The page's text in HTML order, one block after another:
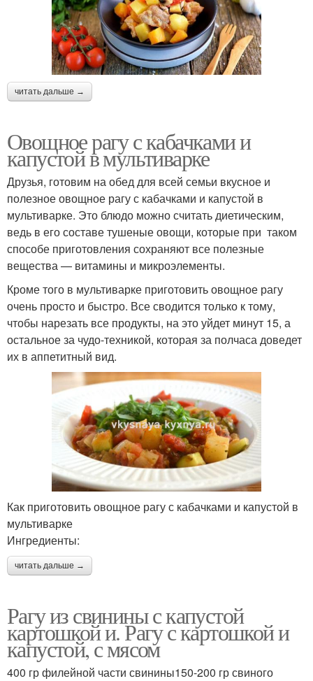
читать дальше →
Овощное рагу с кабачками и
капустой в мультиварке
Друзья, готовим на обед для всей семьи вкусное и
полезное овощное рагу с кабачками и капустой в
мультиварке. Это блюдо можно считать диетическим,
ведь в его составе тушеные овощи, которые при таком
способе приготовления сохраняют все полезные
вещества — витамины и микроэлементы.
Кроме того в мультиварке приготовить овощное рагу
очень просто и быстро. Все сводится только к тому,
чтобы нарезать все продукты, на это уйдет минут 15, а
остальное за чудо-техникой, которая за полчаса доведет
их в аппетитный вид.
Как приготовить овощное рагу с кабачками и капустой в
мультиварке
Ингредиенты:
читать дальше →
Рагу из свинины с капустой
картошкой и. Рагу с картошкой и
капустой, с мясом
400 гр филейной части свинины150-200 гр свиного